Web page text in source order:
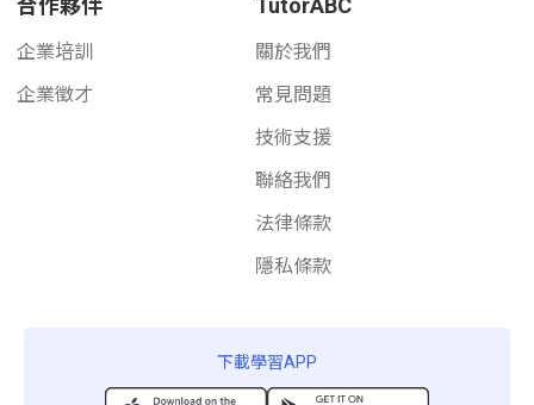
合作夥伴
企業培訓
企業徵才
TutorABC
關於我們
常見問題
技術支援
聯絡我們
法律條款
隱私條款
下載學習APP